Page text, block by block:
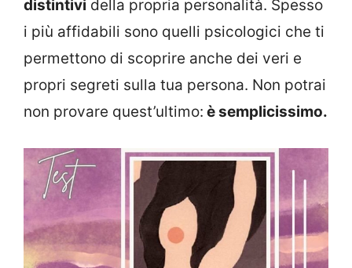
distintivi della propria personalità. Spesso
i più affidabili sono quelli psicologici che ti
permettono di scoprire anche dei veri e
propri segreti sulla tua persona. Non potrai
non provare quest’ultimo: è semplicissimo.